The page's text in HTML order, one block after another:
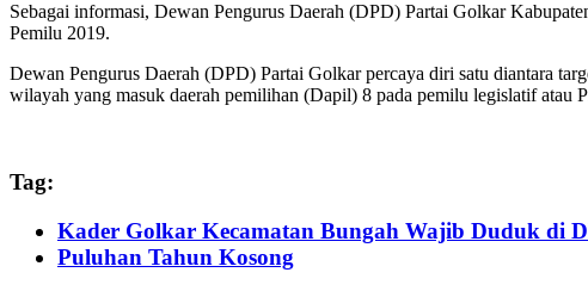
Sebagai informasi, Dewan Pengurus Daerah (DPD) Partai Golkar
Pemilu 2019.
Dewan Pengurus Daerah (DPD) Partai Golkar percaya diri satu diantara
wilayah yang masuk daerah pemilihan (Dapil) 8 pada pemilu legislatif atau
Tag:
Kader Golkar Kecamatan Bungah Wajib Duduk di
Puluhan Tahun Kosong